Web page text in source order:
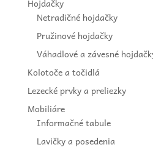
Hojdačky
Netradičné hojdačky
Pružinové hojdačky
Váhadlové a závesné
Kolotoče a točidlá
Lezecké prvky a preliezky
Mobiliáre
Informačné tabule
Lavičky a posedenia